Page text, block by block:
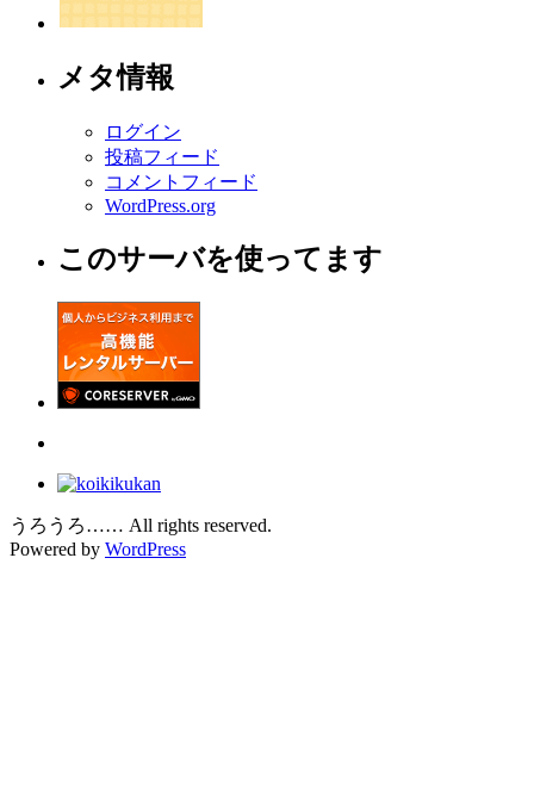
メタ情報
ログイン
投稿フィード
コメントフィード
WordPress.org
このサーバを使ってます
うろうろ…… All rights reserved.
Powered by WordPress